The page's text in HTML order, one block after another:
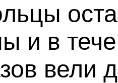
и в
вели